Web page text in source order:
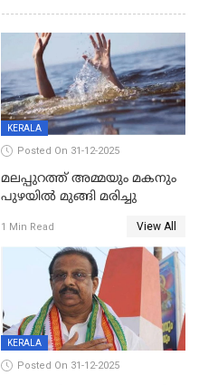
KERALA
Posted On 31-12-2025
മലപ്പുറത്ത് അമ്മയും മകനും
പുഴയിൽ മുങ്ങി മരിച്ചു
1 Min Read View All
KERALA
Posted On 31-12-2025